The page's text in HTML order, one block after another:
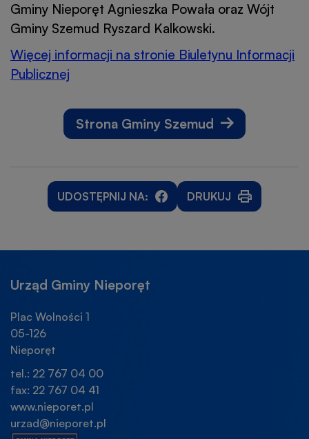
Gminy Nieporęt Agnieszka Powała oraz Wójt
Gminy Szemud Ryszard Kalkowski.
Więcej informacji na stronie Biuletynu Informacji
Publicznej
w
nowej
Strona Gminy Szemud
UDOSTĘPNIJ NA:
WILL
NEW
DRUKUJ
WILL
NEW
OTWORZY
NOWEJ
Urząd Gminy Nieporęt
Plac Wolności 1
05-126
Nieporęt
tel.: 22 767 04 00
fax: 22 767 04 41
www.nieporet.pl
urzad@nieporet.pl